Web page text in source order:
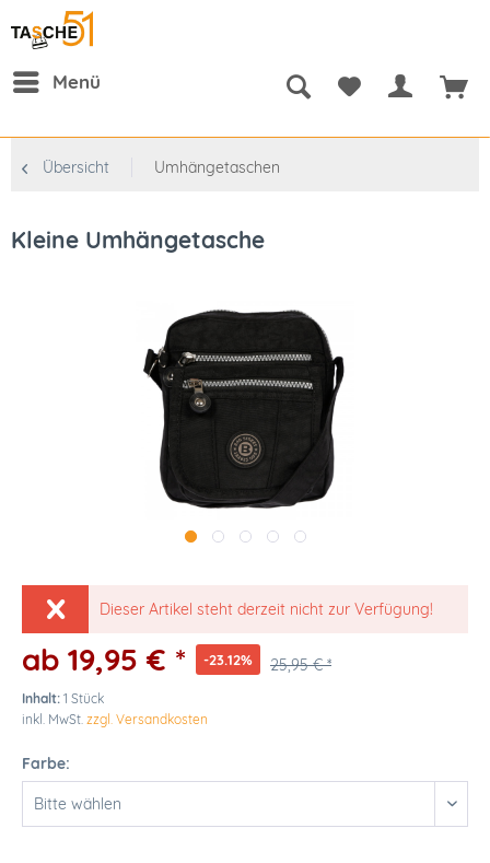
Menü
Übersicht Umhängetaschen
Kleine Umhängetasche
Dieser Artikel steht derzeit nicht zur Verfügung!
ab 19,95 € * -23.12% 25,95 € *
Inhalt: 1 Stück
inkl. MwSt. zzgl. Versandkosten
Farbe: